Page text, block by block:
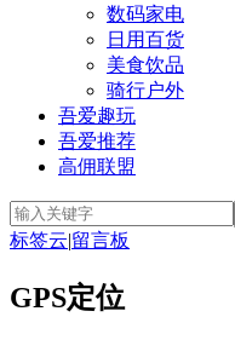
数码家电
日用百货
美食饮品
骑行户外
吾爱趣玩
吾爱推荐
高佣联盟
标签云|留言板
GPS定位